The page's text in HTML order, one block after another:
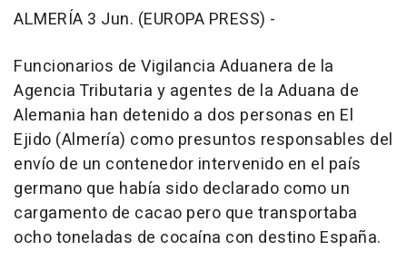
ALMERÍA 3 Jun. (EUROPA PRESS) -
Funcionarios de Vigilancia Aduanera de la
Agencia Tributaria y agentes de la Aduana de
Alemania han detenido a dos personas en El
Ejido (Almería) como presuntos responsables del
envío de un contenedor intervenido en el país
germano que había sido declarado como un
cargamento de cacao pero que transportaba
ocho toneladas de cocaína con destino España.